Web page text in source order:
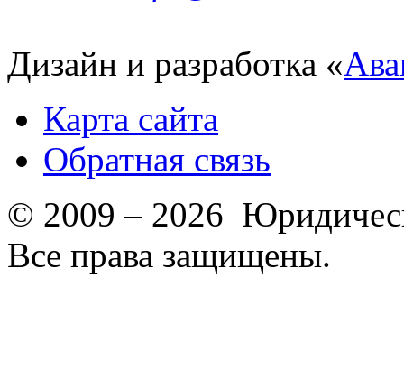
Дизайн и разработка «
Карта сайта
Обратная связь
© 2009 – 2026
Все права защищены.